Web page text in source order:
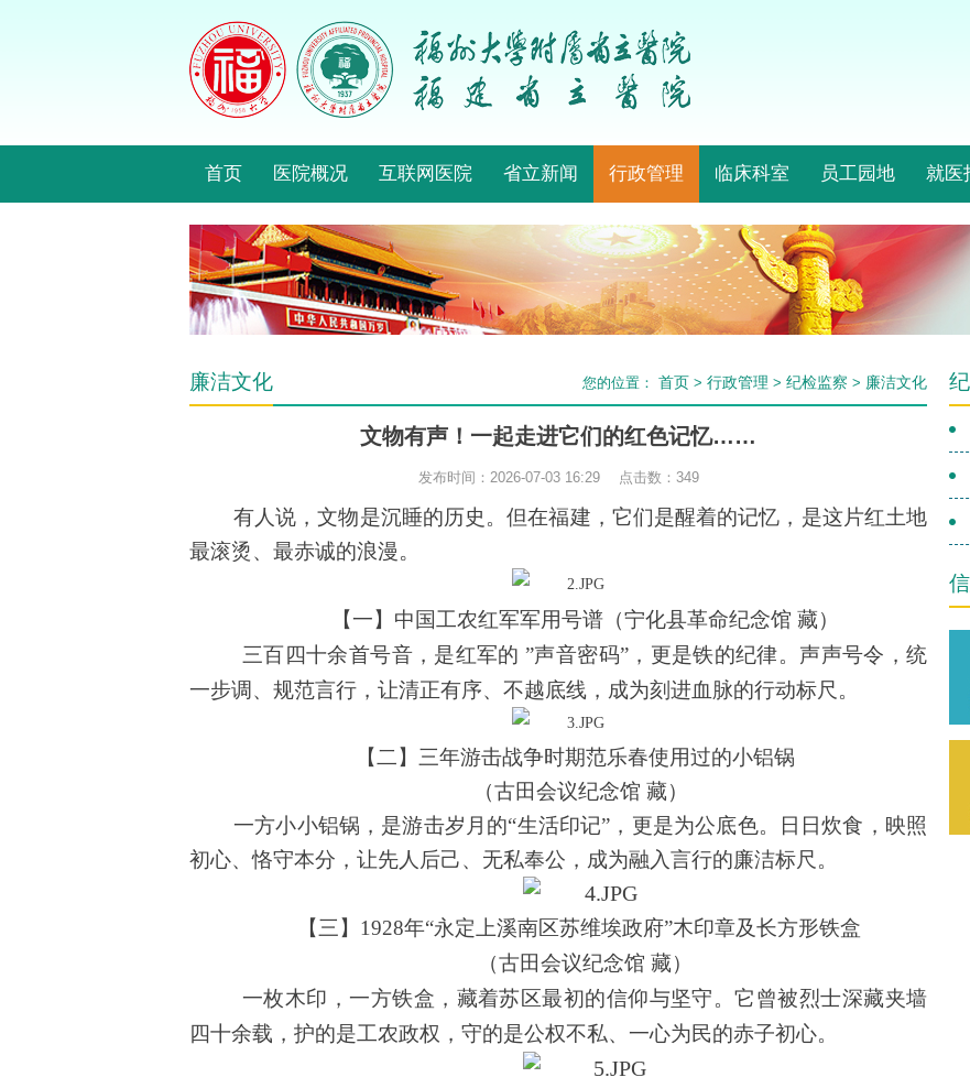
首页 医院概况 互联网医院 省立新闻 行政管理 临床科室 员工园地 就医
廉洁文化 您的位置： 首页 > 行政管理 > 纪检监察 > 廉洁文化
文物有声！一起走进它们的红色记忆……
发布时间：2026-07-03 16:29 点击数： 349
有人说，文物是沉睡的历史。但在福建，它们是醒着的记忆，是这片红土地
最滚烫、最赤诚的浪漫。
【一】中国工农红军军用号谱（宁化县革命纪念馆 藏）
三百四十余首号音，是红军的 ”声音密码”，更是铁的纪律。声声号令，统
一步调、规范言行，让清正有序、不越底线，成为刻进血脉的行动标尺。
【二】三年游击战争时期范乐春使用过的小铝锅
（古田会议纪念馆 藏）
一方小小铝锅，是游击岁月的“生活印记”，更是为公底色。日日炊食，映照
初心、恪守本分，让先人后己、无私奉公，成为融入言行的廉洁标尺。
【三】1928年“永定上溪南区苏维埃政府”木印章及长方形铁盒
（古田会议纪念馆 藏）
一枚木印，一方铁盒，藏着苏区最初的信仰与坚守。它曾被烈士深藏夹墙
四十余载，护的是工农政权，守的是公权不私、一心为民的赤子初心。